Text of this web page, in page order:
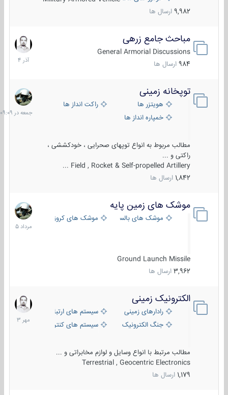
9,982 ارسال ها
مباحث جامع زرهی
General Armorial Discussions
984 ارسال ها
7
آذر
1404
توپخانه زمینی
هویتزر ها
راکت انداز ها
خمپاره انداز ها
مطالب مربوط به انواع توپهای صحرایی ، خودکششی ،
راکتی و ...
Field , Rocket & Self-propelled Artillery ...
1,842 ارسال ها
جمعه
در
09:09
موشک های زمین پایه
موشک های بالستیک موشک های کروز
Ground Launch Missile
3,962 ارسال ها
2
مرداد
1405
الکترونیک زمینی
رادارهای زمینی
سیستم های ارتباطی و جمع آوری
جنگ الکترونیک
سیستم های کنترل آتش و تجهیزات
مطالب مرتبط با انواع وسایل و لوازم مخابراتی و ...
Terrestrial , Geocentric Electronics
1,179 ارسال ها
1
مهر
1403